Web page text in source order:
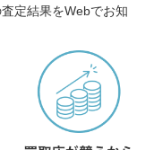
定結果をWebでお知